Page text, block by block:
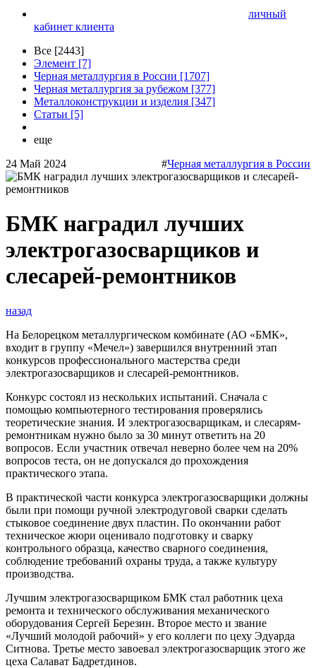
личный
кабинет клиента
Все [2443]
Элемент [7]
Черная металлургия в России [1707]
Черная металлургия за рубежом [377]
Металлоконструкции и изделия [347]
Статьи [5]
еще
24 Май 2024
#Черная металлургия в России
БМК наградил лучших
электрогазосварщиков и
слесарей-ремонтников
назад
На Белорецком металлургическом комбинате (АО «БМК»,
входит в группу «Мечел») завершился внутренний этап
конкурсов профессионального мастерства среди
электрогазосварщиков и слесарей-ремонтников.
Конкурс состоял из нескольких испытаний. Сначала с
помощью компьютерного тестирования проверялись
теоретические знания. И электрогазосварщикам, и слесарям-
ремонтникам нужно было за 30 минут ответить на 20
вопросов. Если участник отвечал неверно более чем на 20%
вопросов теста, он не допускался до прохождения
практического этапа.
В практической части конкурса электрогазосварщики должны
были при помощи ручной электродуговой сварки сделать
стыковое соединение двух пластин. По окончании работ
техническое жюри оценивало подготовку и сварку
контрольного образца, качество сварного соединения,
соблюдение требований охраны труда, а также культуру
производства.
Лучшим электрогазосварщиком БМК стал работник цеха
ремонта и технического обслуживания механического
оборудования Сергей Березин. Второе место и звание
«Лучший молодой рабочий» у его коллеги по цеху Эдуарда
Ситнова. Третье место завоевал электрогазосварщик этого же
цеха Салават Бадретдинов.